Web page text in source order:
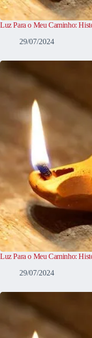
Luz Para o Meu Caminho:
29/07/2024
Luz Para o Meu Caminho:
29/07/2024